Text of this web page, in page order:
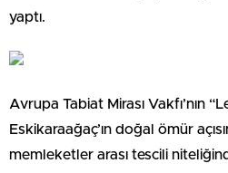
yaptı.
Avrupa Tabiat Mirası Vakfı’nın
Eskikaraağaç’ın doğal ömür
memleketler arası tescili